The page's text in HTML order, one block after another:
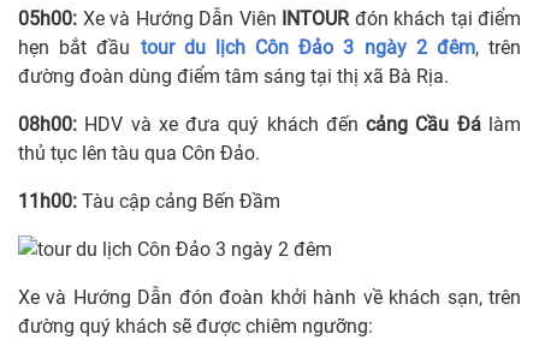
05h00: Xe và Hướng Dẫn Viên INTOURđón khách tại điểm
hẹn bắt đầu tour du lịch Côn Đảo 3 ngày 2 đêm, trên
đường đoàn dùng điểm tâm sáng tại thị xã Bà Rịa.
08h00: HDV và xe đưa quý khách đến cảng Cầu Đálàm
thủ tục lên tàu qua Côn Đảo.
11h00: Tàu cập cảng Bến Đầm
Xe và Hướng Dẫn đón đoàn khởi hành về khách sạn, trên
đường quý khách sẽ được chiêm ngưỡng: